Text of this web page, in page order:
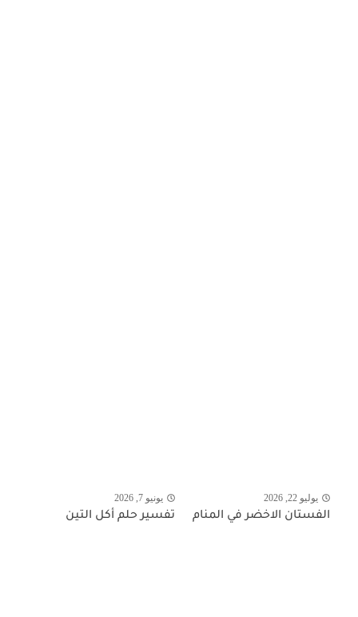
يوليو 22, 2026
الفستان الاخضر في المنام
يونيو 7, 2026
تفسير حلم أكل التين